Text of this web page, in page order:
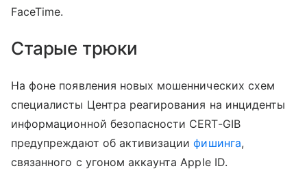
FaceTime.
Старые трюки
На фоне появления новых мошеннических схем
специалисты Центра реагирования на инциденты
информационной безопасности CERT-GIB
предупреждают об активизациифишинга,
связанного с угоном аккаунта Apple ID.